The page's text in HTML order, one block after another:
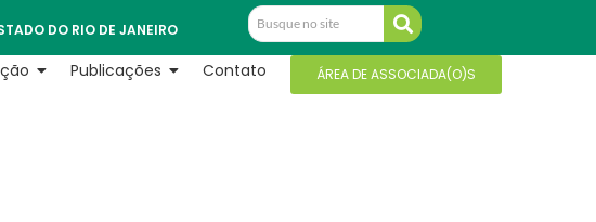
DO RIO DE JANEIRO
Publicações Contato ÁREA DE ASSOCIADA(O)S